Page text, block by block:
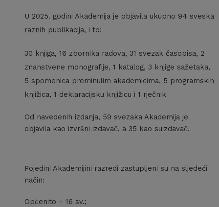
U 2025. godini Akademija je objavila ukupno 94 sveska
raznih publikacija, i to:
30 knjiga, 16 zbornika radova, 31 svezak časopisa, 2
znanstvene monografije, 1 katalog, 3 knjige sažetaka,
5 spomenica preminulim akademicima, 5 programskih
knjižica, 1 deklaracijsku knjižicu i 1 rječnik
Od navedenih izdanja, 59 svezaka Akademija je
objavila kao izvršni izdavač, a 35 kao suizdavač.
Pojedini Akademijini razredi zastupljeni su na sljedeći
način:
Općenito – 16 sv.;